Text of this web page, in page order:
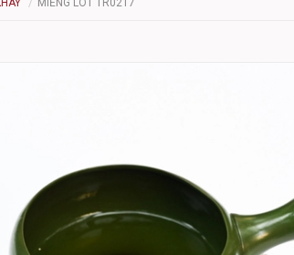
MIẾNG LÓT TR0217